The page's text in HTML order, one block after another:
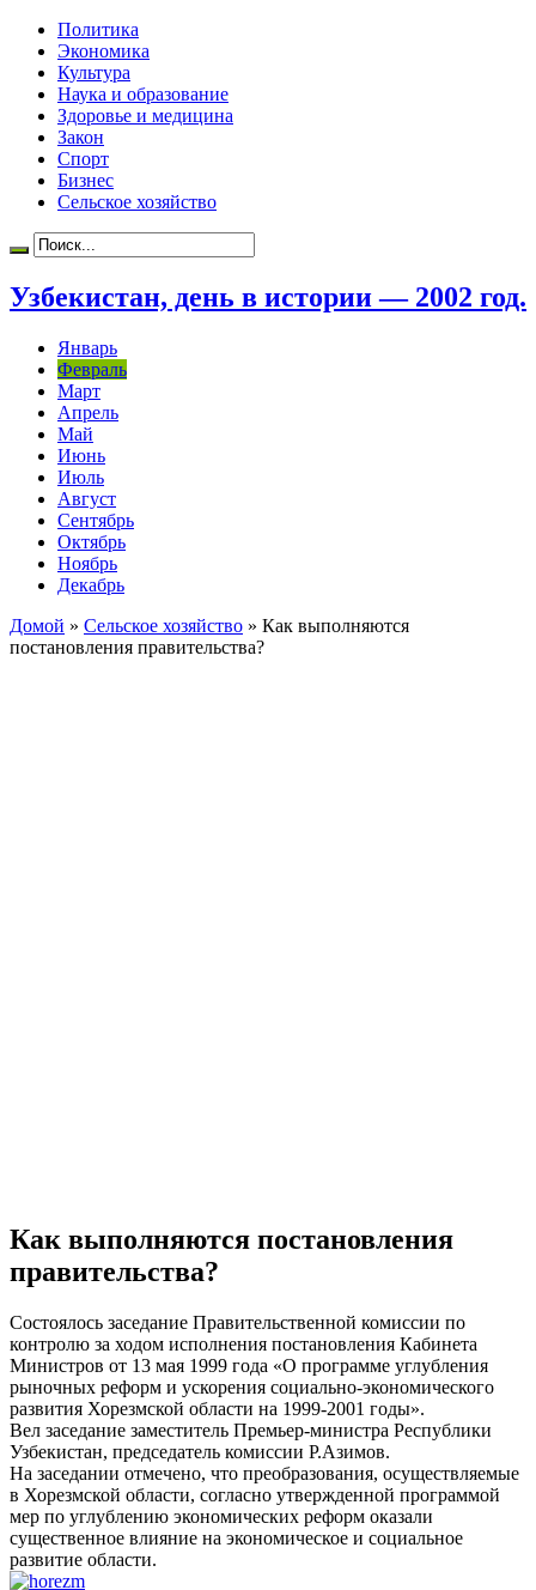
Политика
Экономика
Культура
Наука и образование
Здоровье и медицина
Закон
Спорт
Бизнес
Сельское хозяйство
Узбекистан, день в истории — 2002 год.
Январь
Февраль
Март
Апрель
Май
Июнь
Июль
Август
Сентябрь
Октябрь
Ноябрь
Декабрь
Домой » Сельское хозяйство » Как выполняются
постановления правительства?
Как выполняются постановления
правительства?
Состоялось заседание Правительственной комиссии по
контролю за ходом исполнения постановления Кабинета
Министров от 13 мая 1999 года «О программе углубления
рыночных реформ и ускорения социально-экономического
развития Хорезмской области на 1999-2001 годы».
Вел заседание заместитель Премьер-министра Республики
Узбекистан, председатель комиссии Р.Азимов.
На заседании отмечено, что преобразования, осуществляемые
в Хорезмской области, согласно утвержденной программой
мер по углублению экономических реформ оказали
существенное влияние на экономическое и социальное
развитие области.